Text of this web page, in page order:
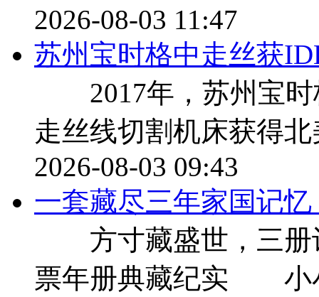
2026-08-03 11:47
苏州宝时格中走丝获
2017年，苏州宝时
走丝线切割机床获得
2026-08-03 09:43
一套藏尽三年家国记
方寸藏盛世，三册
票年册典藏纪实 小